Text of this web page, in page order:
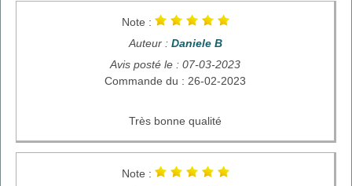
Note :
Auteur : Daniele B
Avis posté le : 07-03-2023
Commande du : 26-02-2023
Très bonne qualité
Note :